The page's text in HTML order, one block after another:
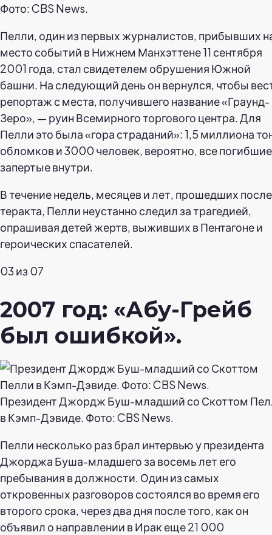
Фото: CBS News.
Пелли, один из первых журналистов, прибывших
место событий в Нижнем Манхэттене 11 сентября
2001 года, стал свидетелем обрушения Южной
башни. На следующий день он вернулся, чтобы
репортаж с места, получившего название «Граунд-
Зеро», — руин Всемирного торгового центра. Для
Пелли это была «гора страданий»: 1,5 миллиона
обломков и 3000 человек, вероятно, все
запертые внутри.
В течение недель, месяцев и лет, прошедших после
теракта, Пелли неустанно следил за трагедией,
опрашивая детей жертв, выживших в Пентагоне и
героических спасателей.
03 из 07
2007 год: «Абу-Грейб
был ошибкой».
Президент Джордж Буш-младший со Скоттом
в Кэмп-Дэвиде. Фото: CBS News.
Пелли несколько раз брал интервью у президента
Джорджа Буша-младшего за восемь лет его
пребывания в должности. Один из самых
откровенных разговоров состоялся во время его
второго срока, через два дня после того, как он
объявил о направлении в Ирак еще 21 000